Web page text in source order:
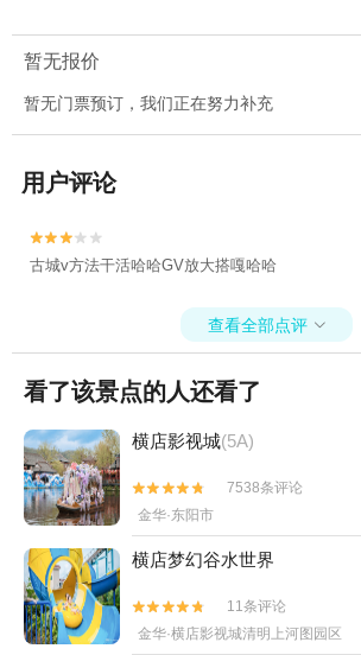
暂无报价
暂无门票预订，我们正在努力补充
用户评论


古城v方法干活哈哈GV放大搭嘎哈哈
查看全部点评 
看了该景点的人还看了
横店影视城(5A)


7538条评论
金华·东阳市
横店梦幻谷水世界


11条评论
金华·横店影视城清明上河图园区